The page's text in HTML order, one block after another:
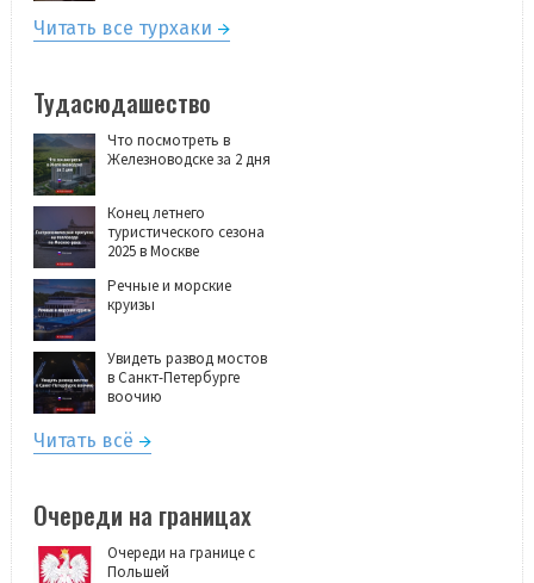
Читать все турхаки
Тудасюдашество
Что посмотреть в
Железноводске за 2 дня
Конец летнего
туристического сезона
2025 в Москве
Речные и морские
круизы
Увидеть развод мостов
в Санкт-Петербурге
воочию
Читать всё
Очереди на границах
Очереди на границе с
Польшей